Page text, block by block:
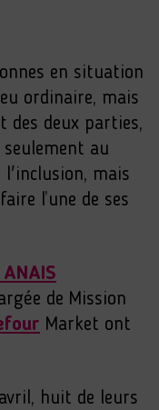
en situation
ordinaire, mais
des deux parties,
au
l'inclusion, mais
l’une de ses
ANAIS
de Mission
Market ont
huit de leurs